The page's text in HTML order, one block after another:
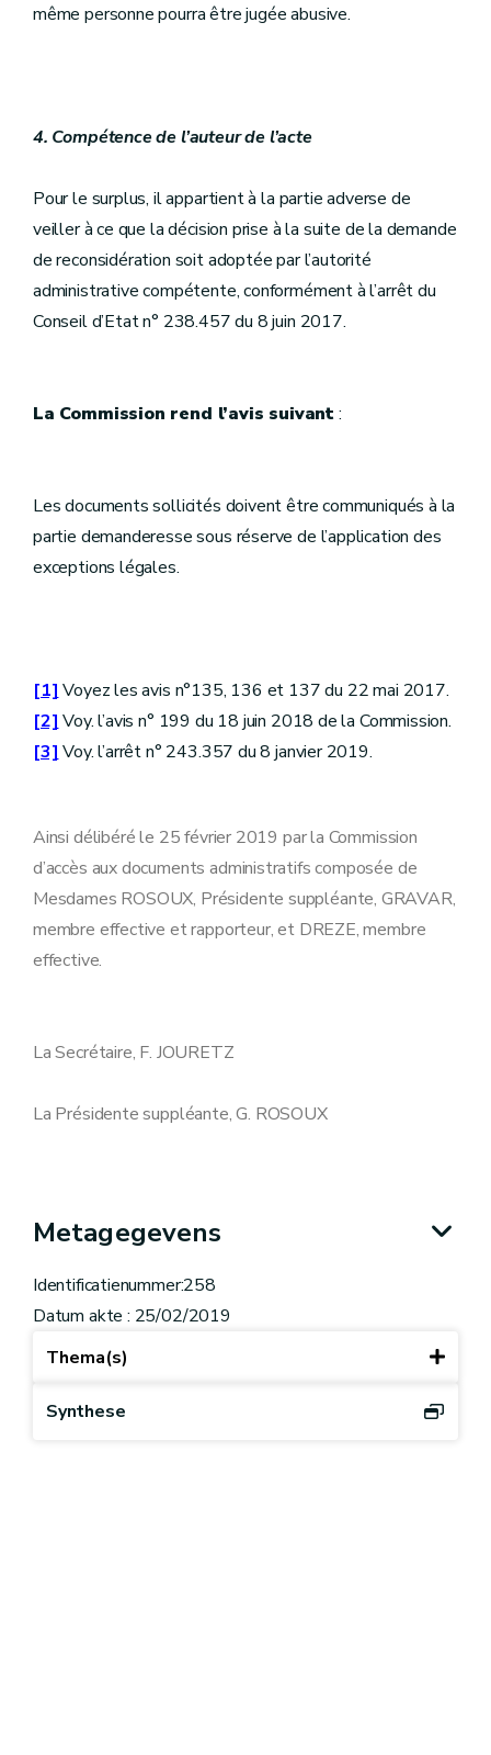
même personne pourra être jugée abusive.
4. Compétence de l’auteur de l’acte
Pour le surplus, il appartient à la partie adverse de
veiller à ce que la décision prise à la suite de la demande
de reconsidération soit adoptée par l’autorité
administrative compétente, conformément à l’arrêt du
Conseil d’Etat n° 238.457 du 8 juin 2017.
La Commission rend l’avis suivant:
Les documents sollicités doivent être communiqués à la
partie demanderesse sous réserve de l’application des
exceptions légales.
[1] Voyez les avis n°135, 136 et 137 du 22 mai 2017.
[2] Voy. l’avis n° 199 du 18 juin 2018 de la Commission.
[3] Voy. l’arrêt n° 243.357 du 8 janvier 2019.
Ainsi délibéré le 25 février 2019 par la Commission
d’accès aux documents administratifs composée de
Mesdames ROSOUX, Présidente suppléante, GRAVAR,
membre effective et rapporteur, et DREZE, membre
effective.
La Secrétaire, F. JOURETZ
La Présidente suppléante, G. ROSOUX
Metagegevens
Identificatienummer:258
Datum akte : 25/02/2019
Thema(s)
Synthese